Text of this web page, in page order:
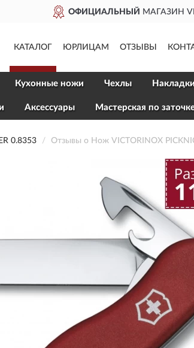
ОФИЦИАЛЬНЫЙМАГАЗИН VICTORINOX
КАТАЛОГ ЮРЛИЦАМ ОТЗЫВЫ
Кухонные ножи Чехлы Накладки
Aксессуары Мастерская по
0.8353 Отзывы о Нож VICTORINOX